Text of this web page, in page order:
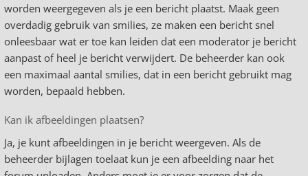
worden weergegeven als je een bericht plaatst. Maak geen
overdadig gebruik van smilies, ze maken een bericht snel
onleesbaar wat er toe kan leiden dat een moderator je bericht
aanpast of heel je bericht verwijdert. De beheerder kan ook
een maximaal aantal smilies, dat in een bericht gebruikt mag
worden, bepaald hebben.
Kan ik afbeeldingen plaatsen?
Ja, je kunt afbeeldingen in je bericht weergeven. Als de
beheerder bijlagen toelaat kun je een afbeelding naar het